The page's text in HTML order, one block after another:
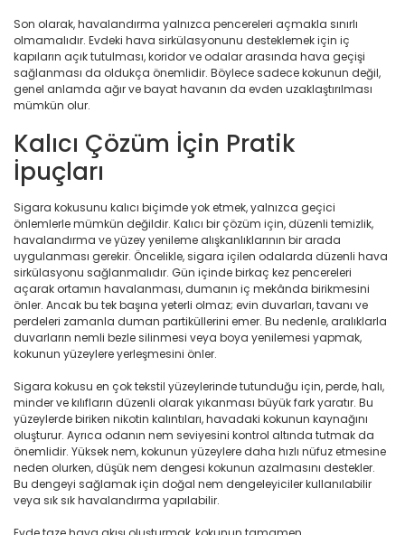
Son olarak, havalandırma yalnızca pencereleri açmakla sınırlı
olmamalıdır. Evdeki hava sirkülasyonunu desteklemek için iç
kapıların açık tutulması, koridor ve odalar arasında hava geçişi
sağlanması da oldukça önemlidir. Böylece sadece kokunun değil,
genel anlamda ağır ve bayat havanın da evden uzaklaştırılması
mümkün olur.
Kalıcı Çözüm İçin Pratik
İpuçları
Sigara kokusunu kalıcı biçimde yok etmek, yalnızca geçici
önlemlerle mümkün değildir. Kalıcı bir çözüm için, düzenli temizlik,
havalandırma ve yüzey yenileme alışkanlıklarının bir arada
uygulanması gerekir. Öncelikle, sigara içilen odalarda düzenli hava
sirkülasyonu sağlanmalıdır. Gün içinde birkaç kez pencereleri
açarak ortamın havalanması, dumanın iç mekânda birikmesini
önler. Ancak bu tek başına yeterli olmaz; evin duvarları, tavanı ve
perdeleri zamanla duman partiküllerini emer. Bu nedenle, aralıklarla
duvarların nemli bezle silinmesi veya boya yenilemesi yapmak,
kokunun yüzeylere yerleşmesini önler.
Sigara kokusu en çok tekstil yüzeylerinde tutunduğu için, perde, halı,
minder ve kılıfların düzenli olarak yıkanması büyük fark yaratır. Bu
yüzeylerde biriken nikotin kalıntıları, havadaki kokunun kaynağını
oluşturur. Ayrıca odanın nem seviyesini kontrol altında tutmak da
önemlidir. Yüksek nem, kokunun yüzeylere daha hızlı nüfuz etmesine
neden olurken, düşük nem dengesi kokunun azalmasını destekler.
Bu dengeyi sağlamak için doğal nem dengeleyiciler kullanılabilir
veya sık sık havalandırma yapılabilir.